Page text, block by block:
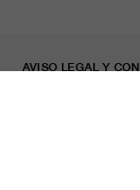
AVISO LEGAL Y